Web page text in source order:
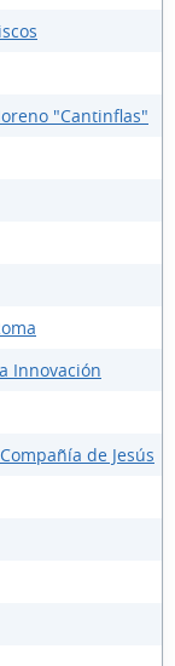
"Cantinflas"
Innovación
de Jesús